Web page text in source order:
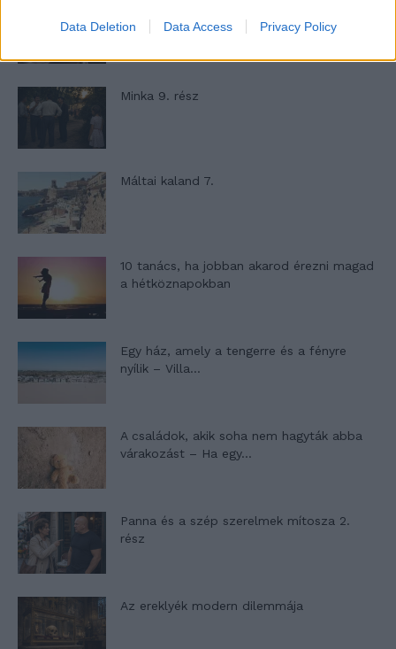
Data Deletion Data Access Privacy Policy
Minka 9. rész
Máltai kaland 7.
10 tanács, ha jobban akarod érezni magad
a hétköznapokban
Egy ház, amely a tengerre és a fényre
nyílik – Villa...
A családok, akik soha nem hagyták abba
várakozást – Ha egy...
Panna és a szép szerelmek mítosza 2.
rész
Az ereklyék modern dilemmája